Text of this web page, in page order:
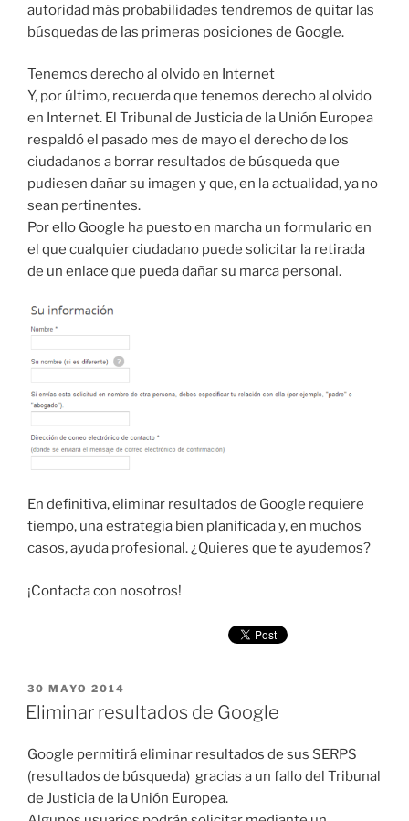
autoridad más probabilidades tendremos de quitar las
búsquedas de las primeras posiciones de Google.
Tenemos derecho al olvido en Internet
Y, por último, recuerda que tenemos derecho al olvido
en Internet. El Tribunal de Justicia de la Unión Europea
respaldó el pasado mes de mayo el derecho de los
ciudadanos a borrar resultados de búsqueda que
pudiesen dañar su imagen y que, en la actualidad, ya no
sean pertinentes.
Por ello Google ha puesto en marcha un formulario en
el que cualquier ciudadano puede solicitar la retirada
de un enlace que pueda dañar su marca personal.
En definitiva, eliminar resultados de Google requiere
tiempo, una estrategia bien planificada y, en muchos
casos, ayuda profesional. ¿Quieres que te ayudemos?
¡Contacta con nosotros!
PUBLICADO
EL
30 MAYO 2014
Eliminar resultados de Google
Google permitirá eliminar resultados de sus SERPS
(resultados de búsqueda) gracias a un fallo del Tribunal
de Justicia de la Unión Europea.